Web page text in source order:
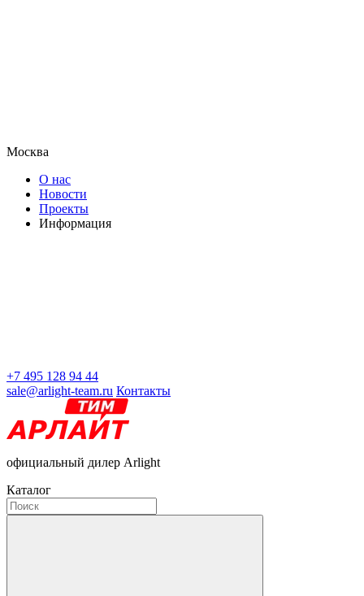
Москва
О нас
Новости
Проекты
Информация
+7 495 128 94 44
sale@arlight-team.ru Контакты
официальный дилер Arlight
Каталог